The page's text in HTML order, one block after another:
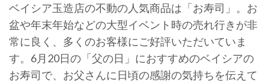
ベイシア玉造店の不動の人気商品は「お寿司」。お
盆や年末年始などの大型イベント時の売れ行きが非
常に良く、多くのお客様にご好評いただいていま
す。6月20日の「父の日」におすすめのベイシアの
お寿司で、お父さんに日頃の感謝の気持ちを伝えて